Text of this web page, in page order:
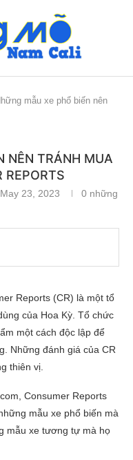
mẫu xe phổ biến nên
NÊN TRÁNH MUA
REPORTS
May 23, 2023
0 những
Reports (CR) là một tổ
của Hoa Kỳ. Tổ chức
một cách độc lập để
Những đánh giá của CR
thiên vị.
Consumer Reports
mẫu xe phổ biến mà
mẫu xe tương tự mà họ